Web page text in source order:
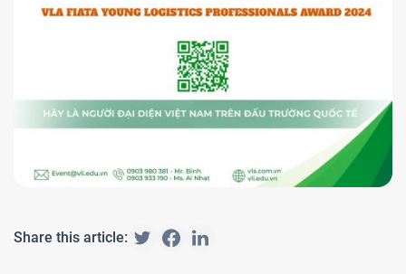
Share this article: